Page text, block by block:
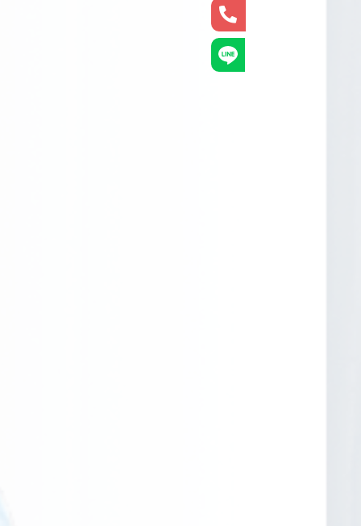
24小時專線
官方LINE@